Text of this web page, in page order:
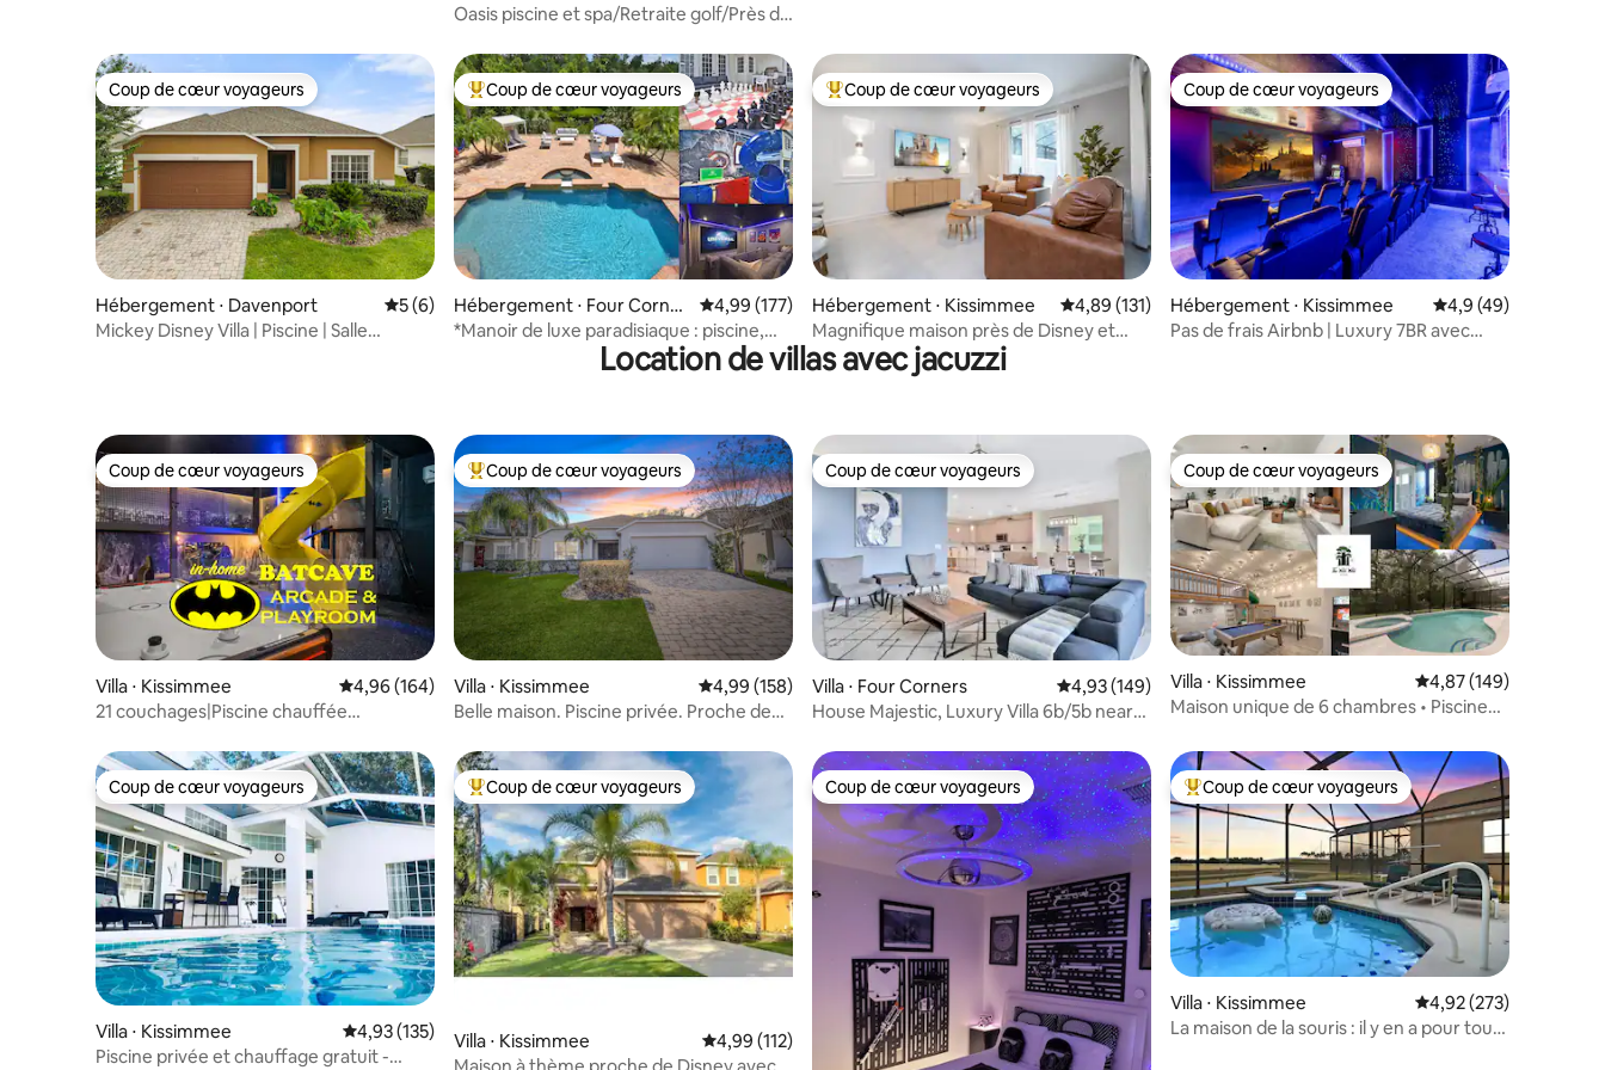
Oasis piscine et spa/Retraite golf/Près de
Coup de cœur voyageurs
Coup de cœur voyageurs
Hébergement ⋅ Davenport Évaluation moyenne sur la base de 6 commentaires : 5 sur 5
5 (6)
Mickey Disney Villa | Piscine | Salle
Coups de cœur voyageurs les plus appréciés
Coup de cœur voyageurs
Hébergement ⋅ Four Corner
s
Évaluation moyenne sur la base de 177 commentaires : 4,99 sur 5
4,99 (177)
*Manoir de luxe paradisiaque : piscine,
Coups de cœur voyageurs les plus appréciés
Coup de cœur voyageurs
Hébergement ⋅ Kissimmee Évaluation moyenne sur la base de 131 commentaires : 4,89 sur 5
4,89 (131)
Magnifique maison près de Disney et
parc aquatique GRATUIT 2421
Coup de cœur voyageurs
Coup de cœur voyageurs
Hébergement ⋅ Kissimmee Évaluation
4,9 (49)
Pas de frais Airbnb | Luxury 7BR avec
Location de villas avec jacuzzi
Coup de cœur voyageurs
Coup de cœur voyageurs
Villa ⋅ Kissimmee Évaluation moyenne sur la base de 164 commentaires : 4,96 sur 5
4,96 (164)
21 couchages|Piscine chauffée
Coups de cœur voyageurs les plus appréciés
Coup de cœur voyageurs
Villa ⋅ Kissimmee Évaluation moyenne sur la base de 158 commentaires : 4,99 sur 5
4,99 (158)
Belle maison. Piscine privée. Proche de
Coup de cœur voyageurs
Coup de cœur voyageurs
Villa ⋅ Four Corners Évaluation moyenne sur la base de 149 commentaires : 4,93 sur 5
4,93 (149)
House Majestic, Luxury Villa 6b/5b near
Coup de cœur voyageurs
Coup de cœur voyageurs
Villa ⋅ Kissimmee Évaluation moyenne
4,87 (149)
Maison unique de 6 chambres • Piscine
équipée +
Coup de cœur voyageurs
Coup de cœur voyageurs
Villa ⋅ Kissimmee Évaluation moyenne sur la base de 135 commentaires : 4,93 sur 5
4,93 (135)
Piscine privée et chauffage gratuit -
Coups de cœur voyageurs les plus appréciés
Coup de cœur voyageurs
Villa ⋅ Kissimmee Évaluation moyenne sur la base de 112 commentaires : 4,99 sur 5
4,99 (112)
Coup de cœur voyageurs
Coup de cœur voyageurs Coups de cœur voyageurs les plus appréciés
Coup de cœur voyageurs
Villa ⋅ Kissimmee Évaluation moyenne
4,92 (273)
La maison de la souris : il y en a pour tous